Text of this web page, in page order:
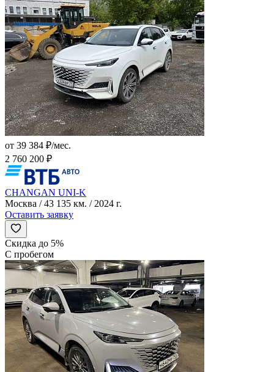
от 39 384 ₽/мес.
2 760 200 ₽
CHANGAN UNI-K
Москва / 43 135 км. / 2024 г.
Оставить заявку
Скидка до 5%
С пробегом